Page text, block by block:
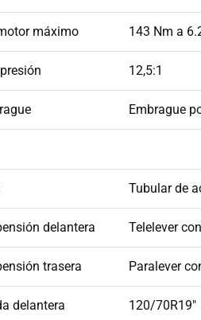
máximo 143 Nm a
12,5:1
Embrague
Tubular de
delantera Telelever
trasera Paralever
delantera 120/70R19"